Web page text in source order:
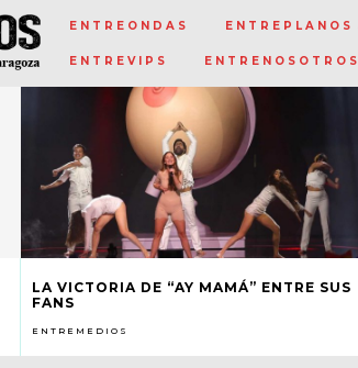
ENTREONDAS ENTREPLANOS
ENTREVIPS ENTRENOSOTROS
LA VICTORIA DE “AY MAMÁ” ENTRE SUS
FANS
ENTREMEDIOS